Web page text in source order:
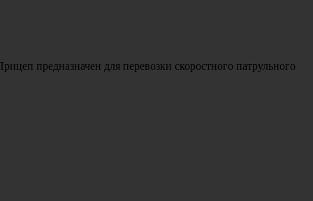
предназначен для перевозки скоростного патрульного